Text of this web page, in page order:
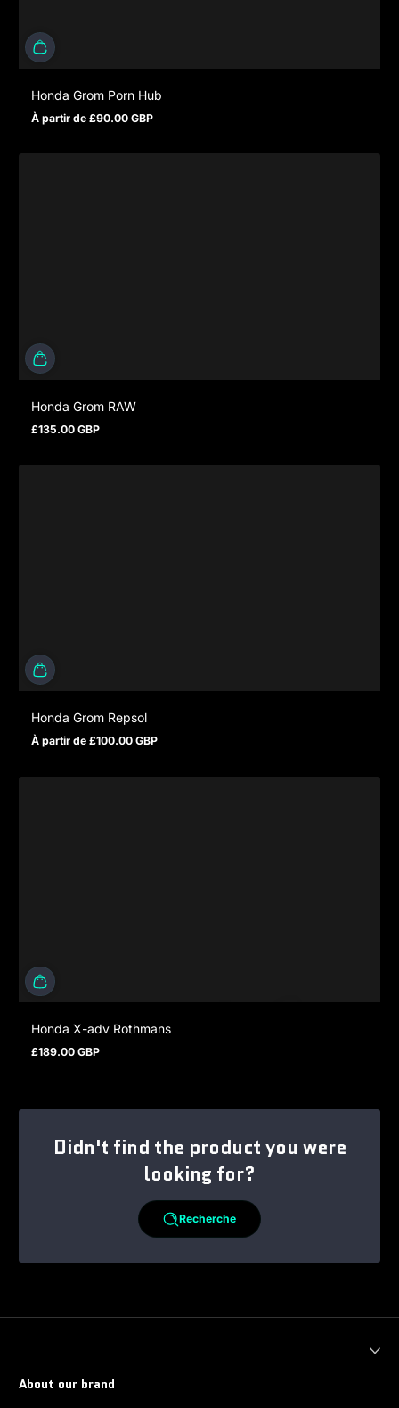
Honda Grom Porn Hub
Prix normal
À partir de £90.00 GBP
Honda Grom RAW
Prix normal
£135.00 GBP
Honda Grom Repsol
Prix normal
À partir de £100.00 GBP
Honda X-adv Rothmans
Prix normal
£189.00 GBP
Didn't find the product you were
looking for?
Recherche
About our brand